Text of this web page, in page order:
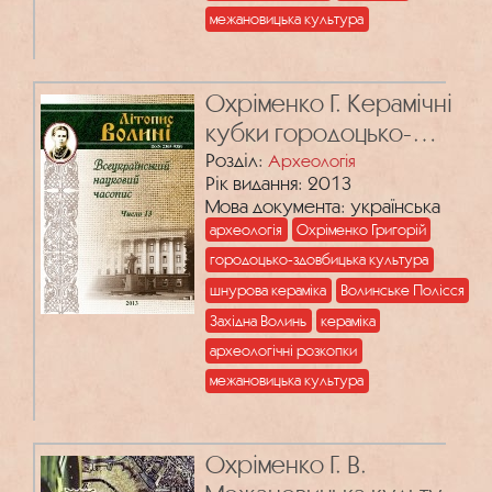
межановицька культура
Охріменко Г. Керамічні
кубки городоцько-
здовбицької культури
Розділ: Археологія
Рік видання: 2013
Мова документа: українська
археологія
Охріменко Григорій
городоцько-здовбицька культура
шнурова кераміка
Волинське Полісся
Західна Волинь
кераміка
археологічні розкопки
межановицька культура
Охріменко Г. В.